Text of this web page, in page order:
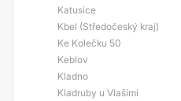
Katusice
Kbel (Středočeský kraj)
Ke Kolečku 50
Keblov
Kladno
Kladruby u Vlašimi